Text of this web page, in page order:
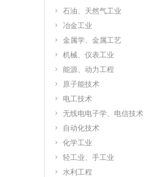
石油、天然气工业
冶金工业
金属学、金属工艺
机械、仪表工业
能源、动力工程
原子能技术
电工技术
无线电电子学、电信技术
自动化技术
化学工业
轻工业、手工业
水利工程